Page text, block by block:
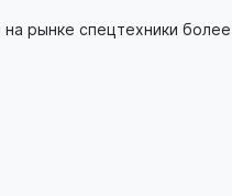
рынке спецтехники